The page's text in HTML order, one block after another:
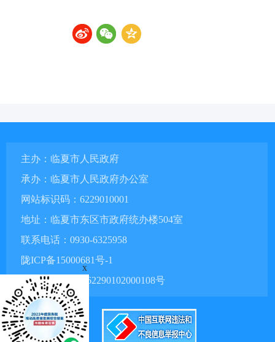
主办：临夏市人民政府
承办：临夏市人民政府办公室
网站标识码：6229010001
地址：临夏市东区市政府统办楼504室
联系电话：0930-6325958
陇ICP备15000681号-1
甘公网安备 62290102000108号
x